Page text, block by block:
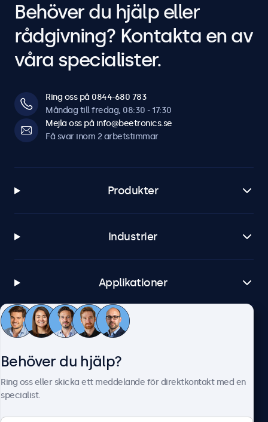
Behöver du hjälp eller
rådgivning? Kontakta en av
våra specialister.
Ring oss på 0844-680 783
Måndag till fredag, 08:30 - 17:30
Mejla oss på info@beetronics.se
Få svar inom 2 arbetstimmar
Produkter
Industrier
Applikationer
Kundtjänst
Behöver du hjälp?
Ring oss eller skicka ett meddelande för direktkontakt med en
specialist.